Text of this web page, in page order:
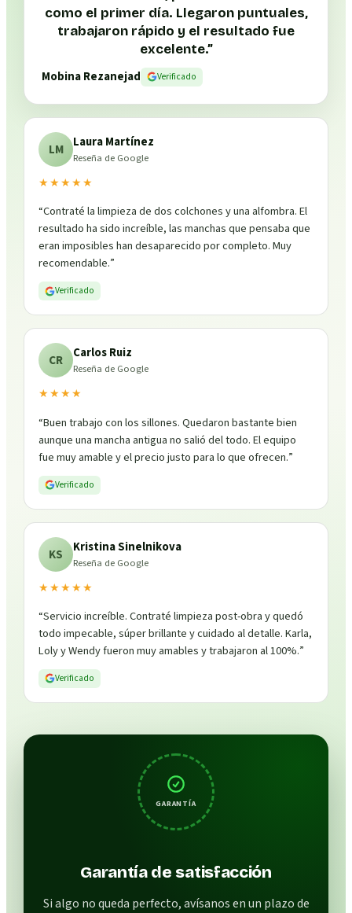
como el primer día. Llegaron puntuales,
trabajaron rápido y el resultado fue
excelente.”
Mobina Rezanejad
Verificado
LM Laura Martínez
Reseña de Google
★★★★★
“Contraté la limpieza de dos colchones y una alfombra. El
resultado ha sido increíble, las manchas que pensaba que
eran imposibles han desaparecido por completo. Muy
recomendable.”
Verificado
CR Carlos Ruiz
Reseña de Google
★★★★
“Buen trabajo con los sillones. Quedaron bastante bien
aunque una mancha antigua no salió del todo. El equipo
fue muy amable y el precio justo para lo que ofrecen.”
Verificado
KS Kristina Sinelnikova
Reseña de Google
★★★★★
“Servicio increíble. Contraté limpieza post-obra y quedó
todo impecable, súper brillante y cuidado al detalle. Karla,
Loly y Wendy fueron muy amables y trabajaron al 100%.”
Verificado
GARANTÍA
Garantía de satisfacción
Si algo no queda perfecto, avísanos en un plazo de